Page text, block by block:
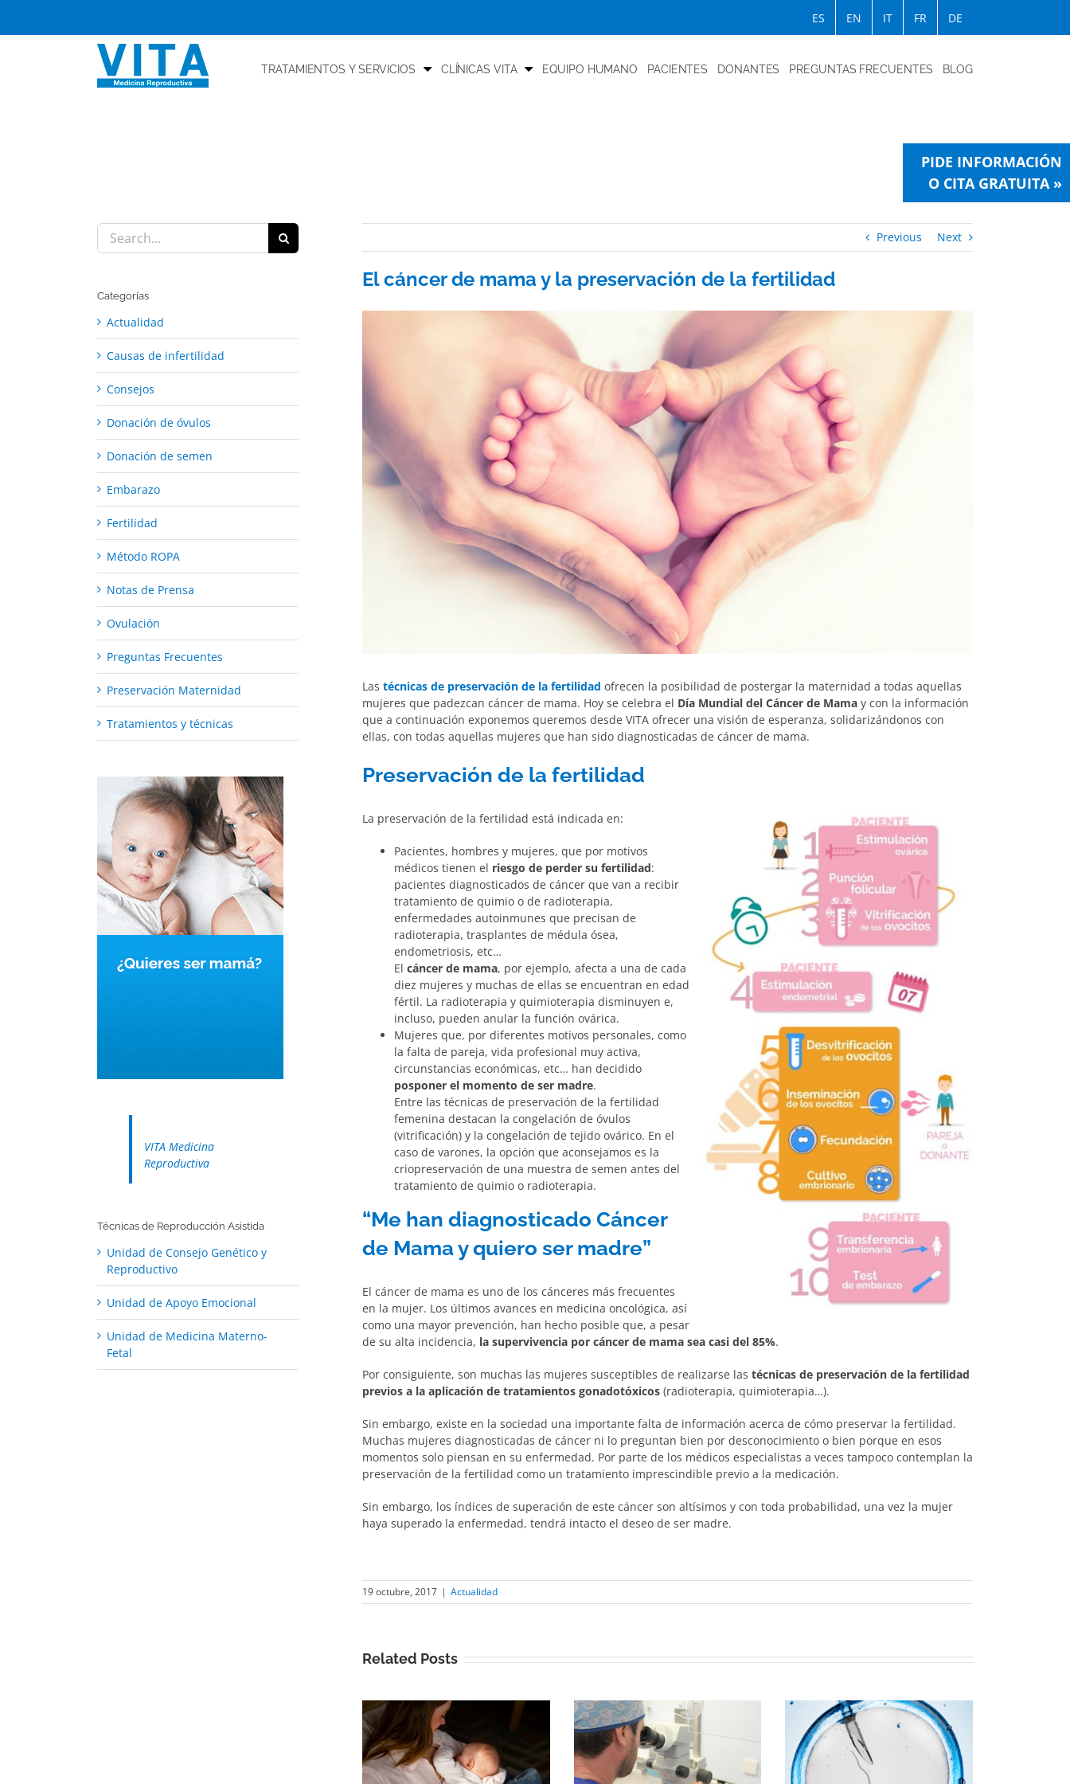
ES EN IT FR DE
TRATAMIENTOS Y SERVICIOS CLÍNICAS VITA EQUIPO HUMANO PACIENTES DONANTES PREGUNTAS FRECUENTES BLOG
PIDE INFORMACIÓN
O CITA GRATUITA »
Previous Next
El cáncer de mama y la preservación de la fertilidad
Las técnicas de preservación de la fertilidad ofrecen la posibilidad de postergar la maternidad a todas aquellas
mujeres que padezcan cáncer de mama. Hoy se celebra el Día Mundial del Cáncer de Mama y con la información
que a continuación exponemos queremos desde VITA ofrecer una visión de esperanza, solidarizándonos con
ellas, con todas aquellas mujeres que han sido diagnosticadas de cáncer de mama.
Preservación de la fertilidad
La preservación de la fertilidad está indicada en:
Pacientes, hombres y mujeres, que por motivos
médicos tienen el riesgo de perder su fertilidad:
pacientes diagnosticados de cáncer que van a recibir
tratamiento de quimio o de radioterapia,
enfermedades autoinmunes que precisan de
radioterapia, trasplantes de médula ósea,
endometriosis, etc…
El cáncer de mama, por ejemplo, afecta a una de cada
diez mujeres y muchas de ellas se encuentran en edad
fértil. La radioterapia y quimioterapia disminuyen e,
incluso, pueden anular la función ovárica.
Mujeres que, por diferentes motivos personales, como
la falta de pareja, vida profesional muy activa,
circunstancias económicas, etc… han decidido
posponer el momento de ser madre.
Entre las técnicas de preservación de la fertilidad
femenina destacan la congelación de óvulos
(vitrificación) y la congelación de tejido ovárico. En el
caso de varones, la opción que aconsejamos es la
criopreservación de una muestra de semen antes del
tratamiento de quimio o radioterapia.
“Me han diagnosticado Cáncer
de Mama y quiero ser madre”
El cáncer de mama es uno de los cánceres más frecuentes
en la mujer. Los últimos avances en medicina oncológica, así
como una mayor prevención, han hecho posible que, a pesar
de su alta incidencia, la supervivencia por cáncer de mama sea casi del 85%.
Por consiguiente, son muchas las mujeres susceptibles de realizarse las técnicas de preservación de la fertilidad
previos a la aplicación de tratamientos gonadotóxicos (radioterapia, quimioterapia…).
Sin embargo, existe en la sociedad una importante falta de información acerca de cómo preservar la fertilidad.
Muchas mujeres diagnosticadas de cáncer ni lo preguntan bien por desconocimiento o bien porque en esos
momentos solo piensan en su enfermedad. Por parte de los médicos especialistas a veces tampoco contemplan la
preservación de la fertilidad como un tratamiento imprescindible previo a la medicación.
Sin embargo, los índices de superación de este cáncer son altísimos y con toda probabilidad, una vez la mujer
haya superado la enfermedad, tendrá intacto el deseo de ser madre.
19 octubre, 2017 | Actualidad
Related Posts
Search
for:
Categorías
Actualidad
Causas de infertilidad
Consejos
Donación de óvulos
Donación de semen
Embarazo
Fertilidad
Método ROPA
Notas de Prensa
Ovulación
Preguntas Frecuentes
Preservación Maternidad
Tratamientos y técnicas
VITA Medicina
Reproductiva
Técnicas de Reproducción Asistida
Unidad de Consejo Genético y
Reproductivo
Unidad de Apoyo Emocional
Unidad de Medicina Materno-
Fetal